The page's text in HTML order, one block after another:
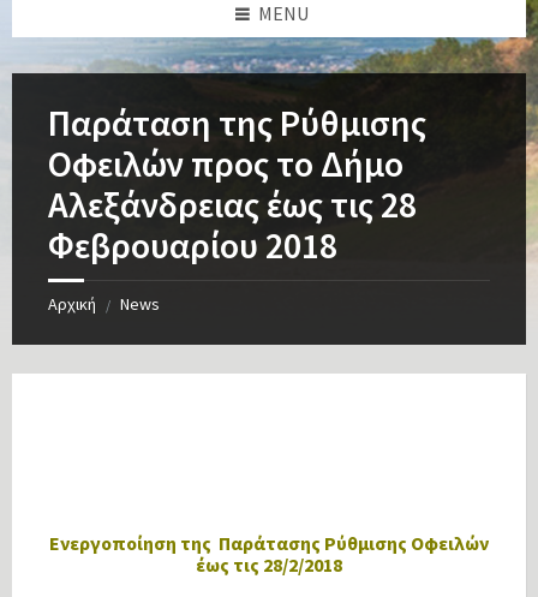
MENU
Παράταση της Ρύθμισης
Οφειλών προς το Δήμο
Αλεξάνδρειας έως τις 28
Φεβρουαρίου 2018
Αρχική / News
Ενεργοποίηση της Παράτασης Ρύθμισης Οφειλών
έως τις 28/2/2018